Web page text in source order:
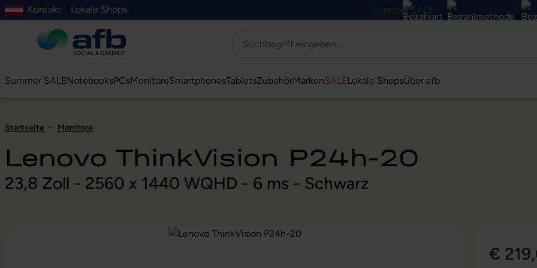
springen
Suche springen
Zur Hauptnavigation springen
Zur Navigation der B2B-Plattform springen
Kontakt Lokale Shops Summer SALE
Summer SALENotebooksPCsMonitoreSmartphonesTabletsZubehörMarkenSALELokale ShopsÜber afb
Startseite - Monitore
Lenovo ThinkVision P24h-20
23,8 Zoll - 2560 x 1440 WQHD - 6 ms - Schwarz
€